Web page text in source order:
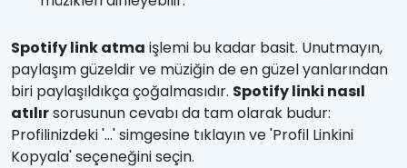
Spotify link atma işlemi bu kadar basit. Unutmayın,
paylaşım güzeldir ve müziğin de en güzel yanlarından
biri paylaşıldıkça çoğalmasıdır. Spotify linki nasıl
atılırsorusunun cevabı da tam olarak budur:
Profilinizdeki '...' simgesine tıklayın ve 'Profil Linkini
Kopyala' seçeneğini seçin.